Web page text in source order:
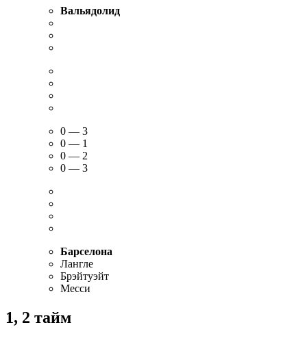
Вальядолид
0 — 3
0 — 1
0 — 2
0 — 3
Барселона
Лангле
Брэйтуэйт
Месси
1, 2 тайм